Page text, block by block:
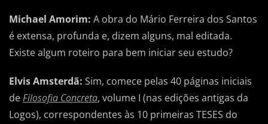
Michael Amorim: A obra do Mário Ferreira dos Santos
é extensa, profunda e, dizem alguns, mal editada.
Existe algum roteiro para bem iniciar seu estudo?
Elvis Amsterdã: Sim, comece pelas 40 páginas iniciais
deFilosofia Concreta, volume I (nas edições antigas da
Logos), correspondentes às 10 primeiras TESES do